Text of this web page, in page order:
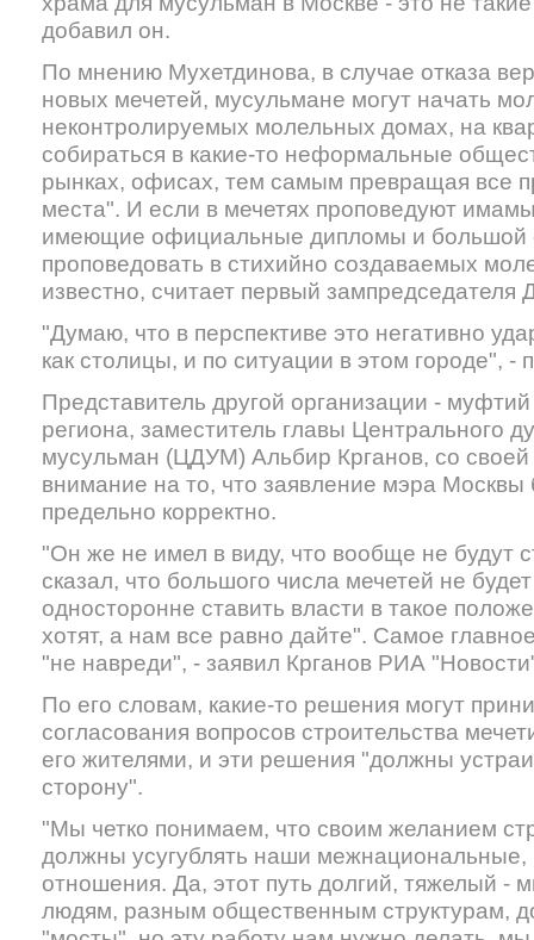
добавил он.
По мнению Мухетдинова, в случае отказа
новых мечетей, мусульмане могут начать
неконтролируемых молельных домах, на
собираться в какие-то неформальные
рынках, офисах, тем самым превращая все
места". И если в мечетях проповедуют
имеющие официальные дипломы и большой
проповедовать в стихийно создаваемых
известно, считает первый зампредседателя
"Думаю, что в перспективе это негативно
как столицы, и по ситуации в этом городе", -
Представитель другой организации -
региона, заместитель главы Центрального
мусульман (ЦДУМ) Альбир Крганов, со
внимание на то, что заявление мэра
предельно корректно.
"Он же не имел в виду, что вообще не будут
сказал, что большого числа мечетей не
односторонне ставить власти в такое
хотят, а нам все равно дайте". Самое
"не навреди", - заявил Крганов РИА
По его словам, какие-то решения могут
согласования вопросов строительства
его жителями, и эти решения "должны
сторону".
"Мы четко понимаем, что своим желанием
должны усугублять наши
отношения. Да, этот путь долгий, тяжелый -
людям, разным общественным структурам,